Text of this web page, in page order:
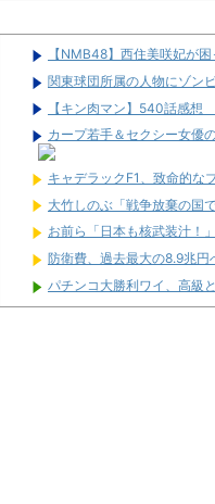
【NMB48】西住美咲妃が困
関東球団所属の人物にゾン
【キン肉マン】540話感想
カープ若手＆セクシー女優
キャデラックF1、致命的な
大竹しのぶ「戦争放棄の国
お前ら「日本も核武装汁！
防衛費、過去最大の8.9兆円
パチンコ大勝利ワイ、高級
パチ屋無くせば犯罪減るの